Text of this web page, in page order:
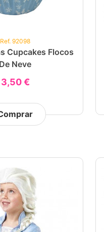
Ref. 92098
Cupcakes Flocos
De Neve
3,50 €